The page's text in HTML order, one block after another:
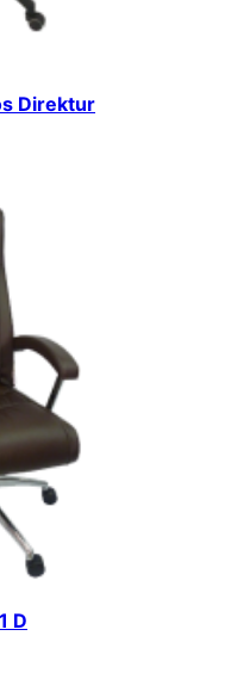
Direktur
D